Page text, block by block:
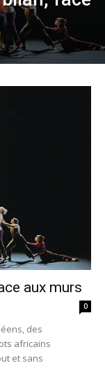
aux murs
0
des
africains
et sans